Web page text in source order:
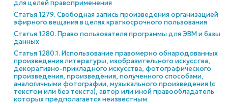
для целей правоприменения
Статья 1279. Свободная запись произведения организацией
эфирного вещания в целях краткосрочного пользования
Статья 1280. Право пользователя программы для ЭВМ и базы
данных
Статья 1280.1. Использование правомерно обнародованных
произведения литературы, изобразительного искусства,
декоративно-прикладного искусства, фотографического
произведения, произведения, полученного способами,
аналогичными фотографии, музыкального произведения (с
текстом или без текста), автор или иной правообладатель
которых предполагается неизвестным